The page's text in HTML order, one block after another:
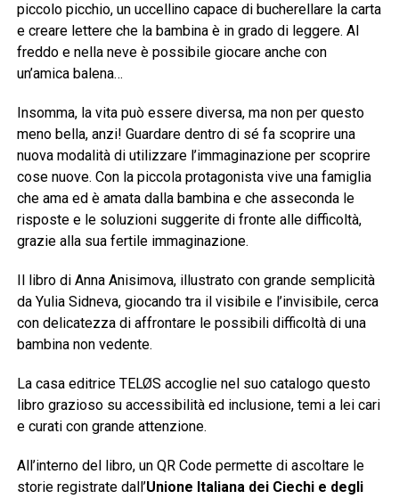
piccolo picchio, un uccellino capace di bucherellare la carta
e creare lettere che la bambina è in grado di leggere. Al
freddo e nella neve è possibile giocare anche con
un’amica balena…
Insomma, la vita può essere diversa, ma non per questo
meno bella, anzi! Guardare dentro di sé fa scoprire una
nuova modalità di utilizzare l’immaginazione per scoprire
cose nuove. Con la piccola protagonista vive una famiglia
che ama ed è amata dalla bambina e che asseconda le
risposte e le soluzioni suggerite di fronte alle difficoltà,
grazie alla sua fertile immaginazione.
Il libro di Anna Anisimova, illustrato con grande semplicità
da Yulia Sidneva, giocando tra il visibile e l’invisibile, cerca
con delicatezza di affrontare le possibili difficoltà di una
bambina non vedente.
La casa editrice TELØS accoglie nel suo catalogo questo
libro grazioso su accessibilità ed inclusione, temi a lei cari
e curati con grande attenzione.
All’interno del libro, un QR Code permette di ascoltare le
storie registrate dall’Unione Italiana dei Ciechi e degli